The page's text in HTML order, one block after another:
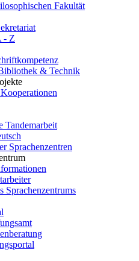
Fakultät
- Z
& Technik
Tandemarbeit
Sprachenzentren
Sprachenzentrums